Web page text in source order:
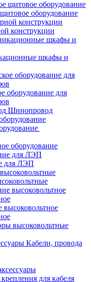
оборудование
конструкции
шкафы и
оборудование для
Шинопровод
оборудование
для ЛЭП
высоковольтное
высоковольтные
Кабели, провода